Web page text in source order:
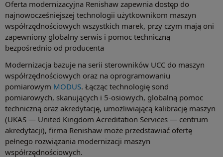
Oferta modernizacyjna Renishaw zapewnia dostęp do
najnowocześniejszej technologii użytkownikom maszyn
współrzędnościowych wszystkich marek, przy czym mają oni
zapewniony globalny serwis i pomoc techniczną
bezpośrednio od producenta
Modernizacja bazuje na serii sterowników UCC do maszyn
współrzędnościowych oraz na oprogramowaniu
pomiarowym MODUS. Łącząc technologię sond
pomiarowych, skanujących i 5-osiowych, globalną pomoc
techniczną oraz akredytację, umożliwiającą kalibrację maszyn
(UKAS — United Kingdom Acreditation Services — centrum
akredytacji), firma Renishaw może przedstawiać ofertę
pełnego rozwiązania modernizacji maszyn
współrzędnościowych.